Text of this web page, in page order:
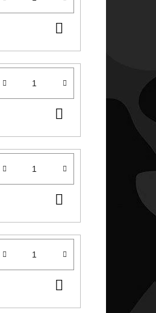
KOŠÍKU
KOŠÍKU
KOŠÍKU
KOŠÍKU